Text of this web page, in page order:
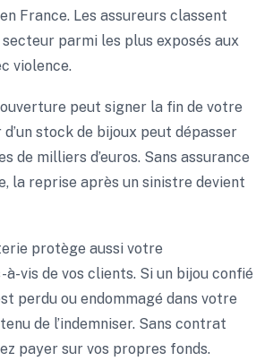
France. Les assureurs classent
parmi les plus exposés aux
violence.
peut signer la fin de votre
stock de bijoux peut dépasser
de milliers d’euros. Sans assurance
la reprise après un sinistre devient
protège aussi votre
vis de vos clients. Si un bijou confié
perdu ou endommagé dans votre
de l’indemniser. Sans contrat
payer sur vos propres fonds.